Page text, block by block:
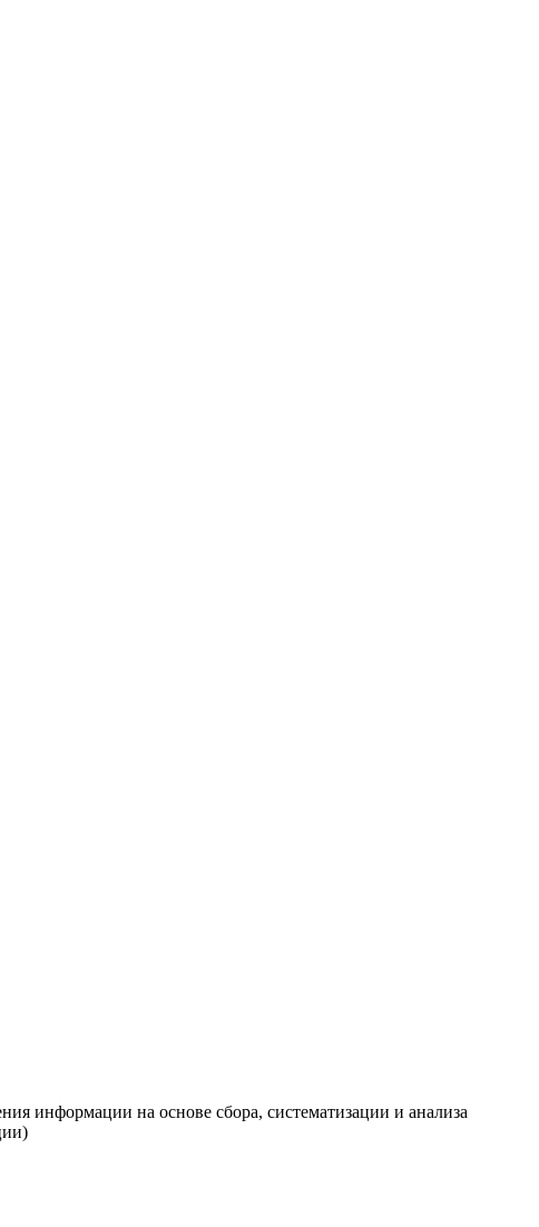
информации на основе сбора, систематизации и анализа